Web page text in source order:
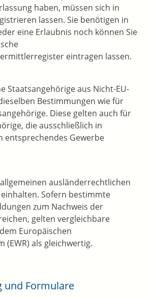
haben, müssen sich in
lassen. Sie benötigen in
eine Erlaubnis noch können Sie
eintragen lassen.
Staatsangehörige aus Nicht-EU-
Bestimmungen wie für
Diese gelten auch für
die ausschließlich in
entsprechendes Gewerbe
ausländerrechtlichen
Sofern bestimmte
zum Nachweis der
gelten vergleichbare
Europäischen
(EWR) als gleichwertig.
und Formulare